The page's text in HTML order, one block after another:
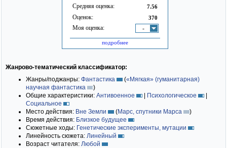
Средняя оценка: 7.56
Оценок: 370
Моя оценка: -
подробнее
Жанрово-тематический классификатор:
Жанры/поджанры: Фантастика («Мягкая» (гуманитарная)
научная фантастика
)
Общие характеристики: Антивоенное | Психологическое
|
Социальное
Место действия: Вне Земли (Марс, спутники Марса
)
Время действия: Близкое будущее
Сюжетные ходы: Генетические эксперименты, мутации
Линейность сюжета: Линейный
Возраст читателя: Любой